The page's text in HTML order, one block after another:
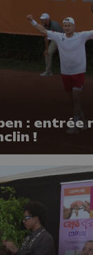
: entrée
!